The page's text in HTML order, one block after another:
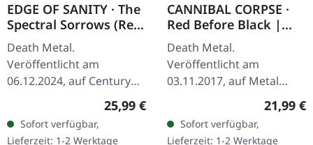
EDGE OF SANITY · The
Spectral Sorrows (Re-
Issue 2024) | BLACK
LP
Death Metal.
Veröffentlicht am
06.12.2024, auf Century
Media Records. Schwarze
LP, Re-Issue, remastered
"The Spectral Sorrows" ist
Regulärer Preis:
25,99 €
Sofort verfügbar,
Lieferzeit: 1-2 Werktage
CANNIBAL CORPSE ·
Red Before Black |
BLACK LP
Death Metal.
Veröffentlicht am
03.11.2017, auf Metal
Blade Records. Schwarzes
Vinyl mit Poster. Cannibal
Corpse kehrt mit einem
21,99 €
Sofort verfügbar,
Lieferzeit: 1-2 Werktage